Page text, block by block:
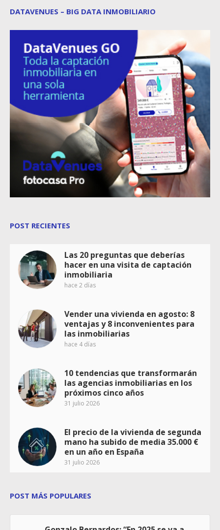
DATAVENUES – BIG DATA INMOBILIARIO
POST RECIENTES
Las 20 preguntas que deberías
hacer en una visita de captación
inmobiliaria
hace 2 días
Vender una vivienda en agosto: 8
ventajas y 8 inconvenientes para
las inmobiliarias
hace 4 días
10 tendencias que transformarán
las agencias inmobiliarias en los
próximos cinco años
31 julio 2026
El precio de la vivienda de segunda
mano ha subido de media 35.000 €
en un año en España
31 julio 2026
POST MÁS POPULARES